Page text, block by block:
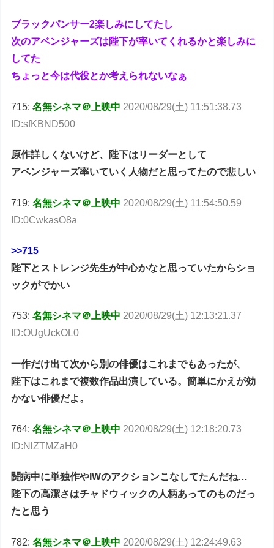
ブラックパンサー2楽しみにしてたし
次のアベンジャーズは陛下が率いてくれるかと楽しみに
してた
ちょっと今は代役とか考えられないなぁ
715:名無シネマ＠上映中 2020/08/29(土) 11:51:38.73
ID:sfKBND500
原作詳しくないけど、陛下はリーダーとして
アベンジャーズ率いていく人物だと思ってたので悲しい
719:名無シネマ＠上映中 2020/08/29(土) 11:54:50.59
ID:0CwkasO8a
>>715
陛下とストレンジ先生が中心かなと思っていたからショ
ックがでかい
753:名無シネマ＠上映中 2020/08/29(土) 12:13:21.37
ID:OUgUckOL0
一作だけ出て次から別の俳優はこれまでもあったが、
陛下はこれまで複数作品出演している。簡単にかえが効
かない俳優だよ。
764:名無シネマ＠上映中 2020/08/29(土) 12:18:20.73
ID:NlZTMZaH0
闘病中に単独作やIWのアクションこなしてたんだね…
陛下の高潔さはチャドウィックの人柄あってのものだっ
たと思う
782:名無シネマ＠上映中 2020/08/29(土) 12:24:49.63